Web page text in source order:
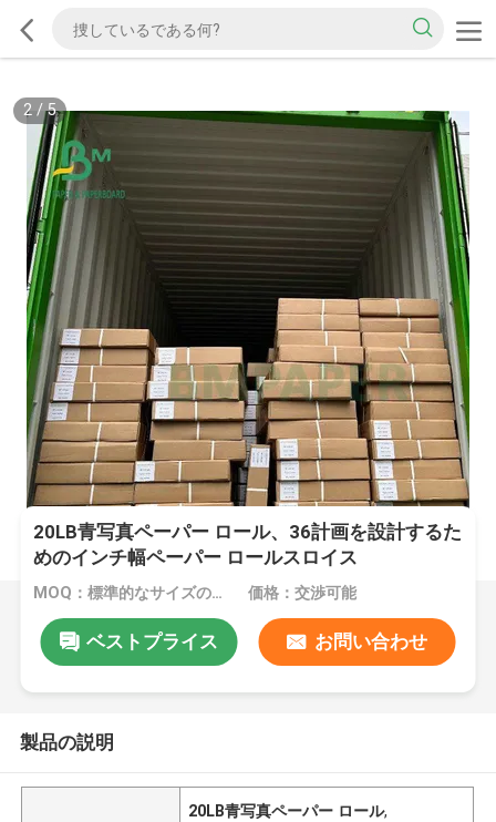
2/5
20LB青写真ペーパー ロール、36計画を設計するた
めのインチ幅ペーパー ロールスロイス
MOQ：標準的なサイズのための1ton、特別なサイズのための10tons 価格：交渉可能
ベストプライス お問い合わせ
製品の説明
20LB青写真ペーパー ロール,